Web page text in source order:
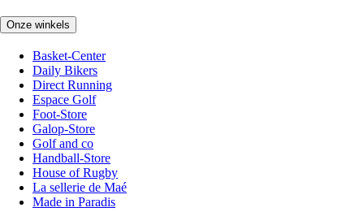
Onze winkels
Basket-Center
Daily Bikers
Direct Running
Espace Golf
Foot-Store
Galop-Store
Golf and co
Handball-Store
House of Rugby
La sellerie de Maé
Made in Paradis